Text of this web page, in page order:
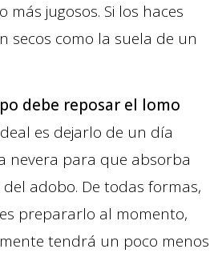
más jugosos. Si los haces
secos como la suela de un
debe reposar el lomo
es dejarlo de un día
nevera para que absorba
adobo. De todas formas,
prepararlo al momento,
tendrá un poco menos